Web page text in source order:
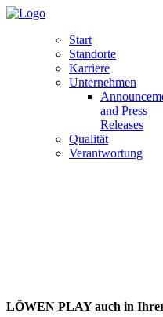
Start
Standorte
Karriere
Unternehmen
and Press
Releases
Qualität
Verantwortung
LÖWEN PLAY auch in